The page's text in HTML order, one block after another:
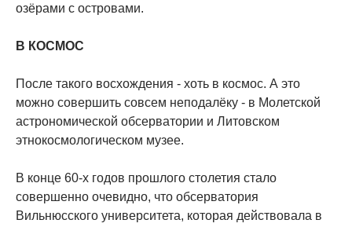
озёрами с островами.
В КОСМОС
После такого восхождения - хоть в космос. А это
можно совершить совсем неподалёку - в Молетской
астрономической обсерватории и Литовском
этнокосмологическом музее.
В конце 60-х годов прошлого столетия стало
совершенно очевидно, что обсерватория
Вильнюсского университета, которая действовала в